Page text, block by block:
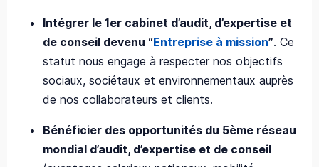
Intégrer le 1er cabinet d’audit, d’expertise et
de conseil devenu “Entreprise à mission”. Ce
statut nous engage à respecter nos objectifs
sociaux, sociétaux et environnementaux auprès
de nos collaborateurs et clients.
Bénéficier des opportunités du 5ème réseau
mondial d’audit, d’expertise et de conseil